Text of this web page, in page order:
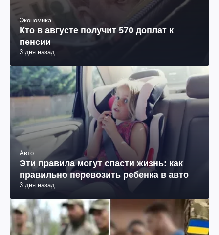
Экономика
Кто в августе получит 570 доплат к
пенсии
3 дня назад
Авто
Эти правила могут спасти жизнь: как
правильно перевозить ребенка в авто
3 дня назад